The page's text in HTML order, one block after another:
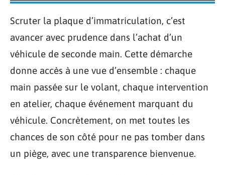
Scruter la plaque d’immatriculation, c’est
avancer avec prudence dans l’achat d’un
véhicule de seconde main. Cette démarche
donne accès à une vue d’ensemble : chaque
main passée sur le volant, chaque intervention
en atelier, chaque événement marquant du
véhicule. Concrètement, on met toutes les
chances de son côté pour ne pas tomber dans
un piège, avec une transparence bienvenue.